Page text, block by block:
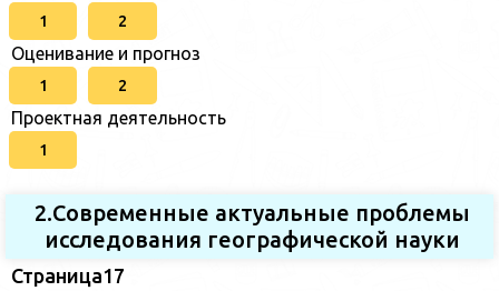
1 2
Оценивание и прогноз
1 2
Проектная деятельность
1
2.Современные актуальные проблемы
исследования географической науки
Страница17